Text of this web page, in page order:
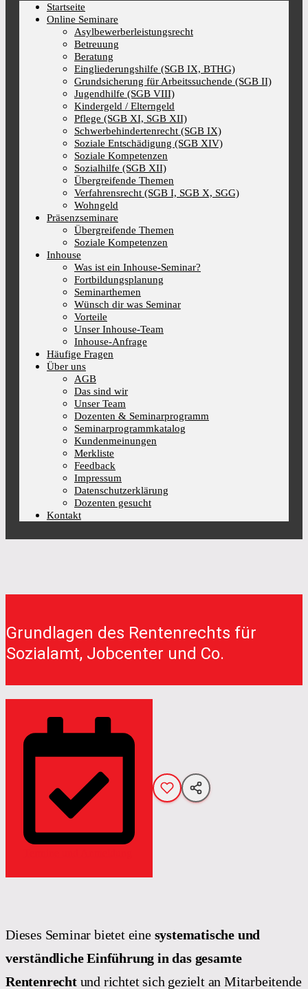
Startseite
Online Seminare
Asylbewerberleistungsrecht
Betreuung
Beratung
Eingliederungshilfe (SGB IX, BTHG)
Grundsicherung für Arbeitssuchende (SGB II)
Jugendhilfe (SGB VIII)
Kindergeld / Elterngeld
Pflege (SGB XI, SGB XII)
Schwerbehindertenrecht (SGB IX)
Soziale Entschädigung (SGB XIV)
Soziale Kompetenzen
Sozialhilfe (SGB XII)
Übergreifende Themen
Verfahrensrecht (SGB I, SGB X, SGG)
Wohngeld
Präsenzseminare
Übergreifende Themen
Soziale Kompetenzen
Inhouse
Was ist ein Inhouse-Seminar?
Fortbildungsplanung
Seminarthemen
Wünsch dir was Seminar
Vorteile
Unser Inhouse-Team
Inhouse-Anfrage
Häufige Fragen
Über uns
AGB
Das sind wir
Unser Team
Dozenten & Seminarprogramm
Seminarprogrammkatalog
Kundenmeinungen
Merkliste
Feedback
Impressum
Datenschutzerklärung
Dozenten gesucht
Kontakt
Grundlagen des Rentenrechts für
Sozialamt, Jobcenter und Co.
Dieses Seminar bietet eine systematische und
verständliche Einführung in das gesamte
Rentenrechtund richtet sich gezielt an Mitarbeitende